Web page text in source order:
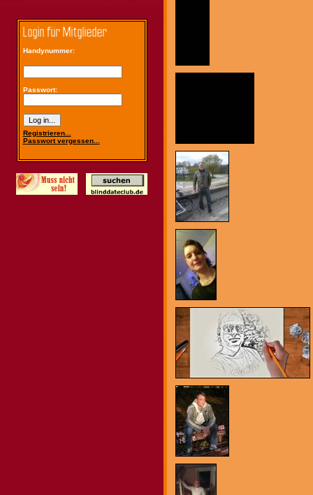
Handynummer:
Passwort:
Registrieren...
Passwort vergessen...